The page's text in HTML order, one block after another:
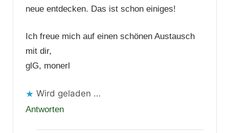
neue entdecken. Das ist schon einiges!
Ich freue mich auf einen schönen Austausch
mit dir,
glG, monerl
Wird geladen …
Antworten